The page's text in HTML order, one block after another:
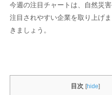
今週の注目チャートは、自然災
注目されやすい企業を取り上げ
きましょう。
目次 [hide]